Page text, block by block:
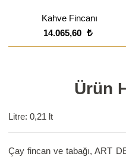
Kahve Fincanı
14.065,60
Ürün
Litre: 0,21 lt
Çay fincan ve tabağı, ART